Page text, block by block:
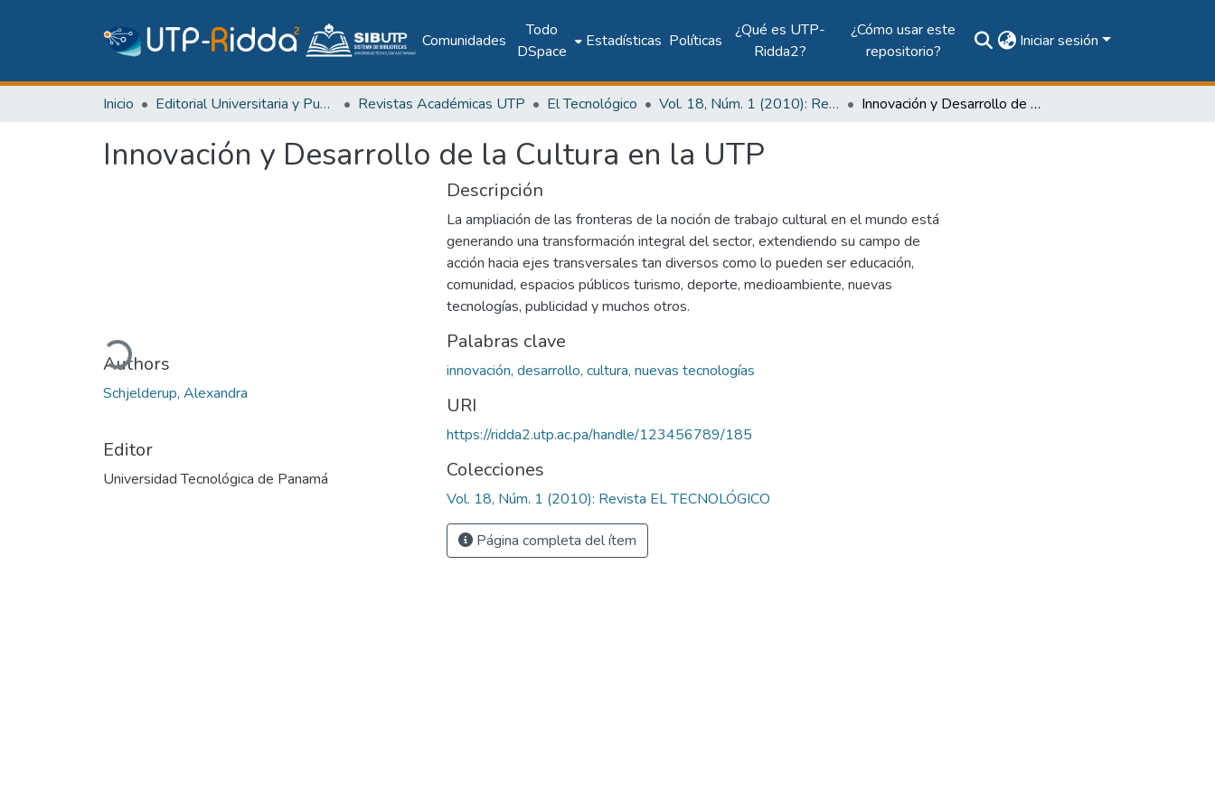
Comunidades
Todo
DSpace
Estadísticas Políticas
¿Qué es UTP-
Ridda2?
¿Cómo usar este
repositorio?
Iniciar sesión
Inicio Editorial Universitaria y Publicaciones Seriadas Revistas Académicas UTP El Tecnológico Vol. 18, Núm. 1 (2010): Revista EL TECNOLÓGICO Innovación y Desarrollo de la Cultura en la UTP
Innovación y Desarrollo de la Cultura en la UTP
Cargando...
Authors
Schjelderup, Alexandra
Editor
Universidad Tecnológica de Panamá
Descripción
La ampliación de las fronteras de la noción de trabajo cultural en el mundo está
generando una transformación integral del sector, extendiendo su campo de
acción hacia ejes transversales tan diversos como lo pueden ser educación,
comunidad, espacios públicos turismo, deporte, medioambiente, nuevas
tecnologías, publicidad y muchos otros.
Palabras clave
innovación, desarrollo, cultura, nuevas tecnologías
URI
https://ridda2.utp.ac.pa/handle/123456789/185
Colecciones
Vol. 18, Núm. 1 (2010): Revista EL TECNOLÓGICO
Página completa del ítem